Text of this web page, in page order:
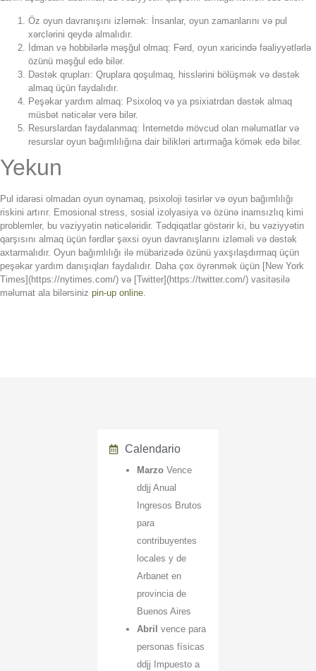
Öz oyun davranışını izləmək: İnsanlar, oyun zamanlarını və pul
xərclərini qeydə almalıdır.
İdman və hobbilərlə məşğul olmaq: Fərd, oyun xaricində fəaliyyətlərlə
özünü məşğul edə bilər.
Dəstək qrupları: Qruplara qoşulmaq, hisslərini bölüşmək və dəstək
almaq üçün faydalıdır.
Peşəkar yardım almaq: Psixoloq və ya psixiatrdan dəstək almaq
müsbət nəticələr verə bilər.
Resurslardan faydalanmaq: İnternetdə mövcud olan məlumatlar və
resurslar oyun bağımlılığına dair bilikləri artırmağa kömək edə bilər.
Yekun
Pul idarəsi olmadan oyun oynamaq, psixoloji təsirlər və oyun bağımlılığı
riskini artırır. Emosional stress, sosial izolyasiya və özünə inamsızlıq kimi
problemler, bu vəziyyətin nəticələridir. Tədqiqatlar göstərir ki, bu vəziyyətin
qarşısını almaq üçün fərdlər şəxsi oyun davranışlarını izləməli və dəstək
axtarmalıdır. Oyun bağımlılığı ilə mübarizədə özünü yaxşılaşdırmaq üçün
peşəkar yardım danışıqları faydalıdır. Daha çox öyrənmək üçün [New York
Times](https://nytimes.com/) və [Twitter](https://twitter.com/) vasitəsilə
məlumat ala bilərsiniz pin-up online
Calendario
Marzo Vence
ddjj Anual
Ingresos Brutos
para
contribuyentes
locales y de
Arbanet en
provincia de
Buenos Aires
Abril vence para
personas físicas
ddjj Impuesto a